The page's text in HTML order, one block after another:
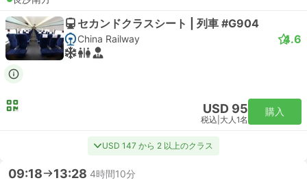
セカンドクラスシート | 列車 #G904
China Railway 4.6
USD 95
税込 大人1名
購入
USD 147 から 2 以上のクラス
09:18 13:28 4時間10分